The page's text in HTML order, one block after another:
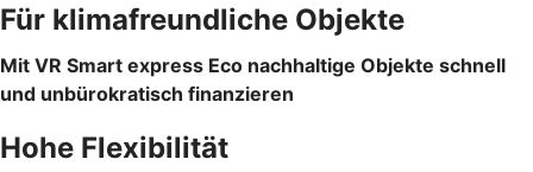
Für klimafreundliche Objekte
Mit VR Smart express Eco nachhaltige Objekte schnell
und unbürokratisch finanzieren
Hohe Flexibilität